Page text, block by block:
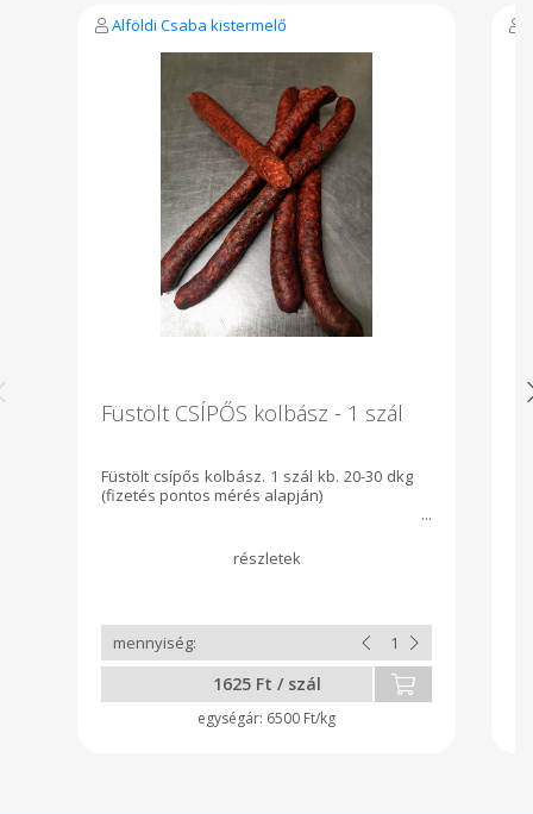
Alföldi Csaba kistermelő
Füstölt CSÍPŐS kolbász - 1 szál
Füstölt csípős kolbász. 1 szál kb. 20-30 dkg
(fizetés pontos mérés alapján)
1625 Ft / szál
6500 Ft/kg